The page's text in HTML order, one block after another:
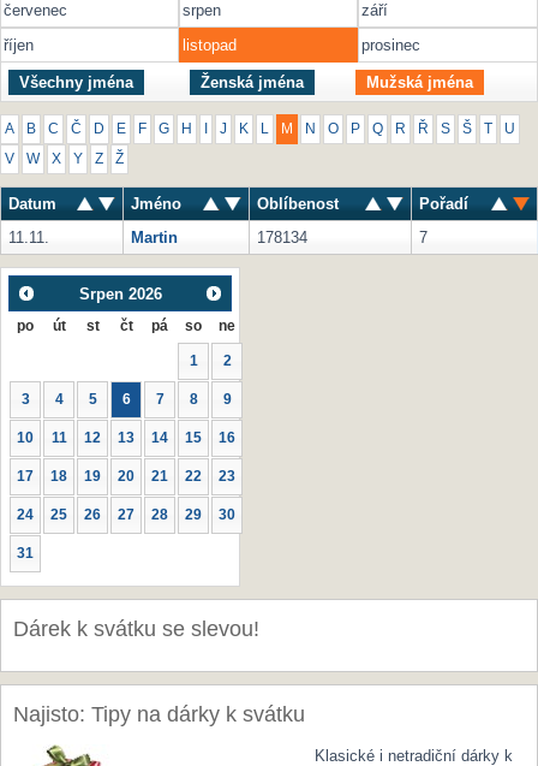
červenec
srpen
září
říjen
listopad prosinec
Všechny jména Ženská jména Mužská jména
A B C Č D E F G H J K M N O P Q R Ř S Š U
V W X Y Z Ž
Datum Jméno Oblíbenost
Pořadí
11.11.
Martin 178134 7
Srpen 2026
po út st čt pá so ne
1 2
3 4 5 6 7 8 9
10 11 12 13 14 15 16
17 18 19 20 21 22 23
24 25 26 27 28 29 30
31
Dárek k svátku se slevou!
Najisto: Tipy na dárky k svátku
Klasické i netradiční dárky k